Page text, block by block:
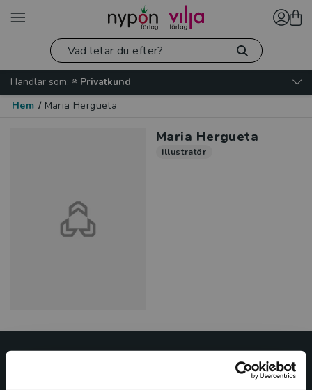
Handlar som:
Privatkund
Hem / Maria Hergueta
Maria Hergueta
Illustratör